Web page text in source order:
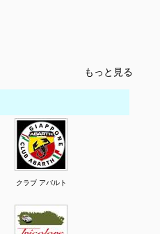
もっと見る
クラブ アバルト